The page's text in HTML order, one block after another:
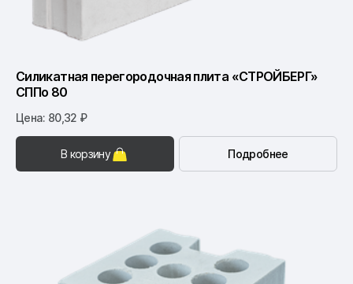
Силикатная перегородочная плита «СТРОЙБЕРГ»
СППо 80
Цена: 80,32 ₽
В корзину Подробнее